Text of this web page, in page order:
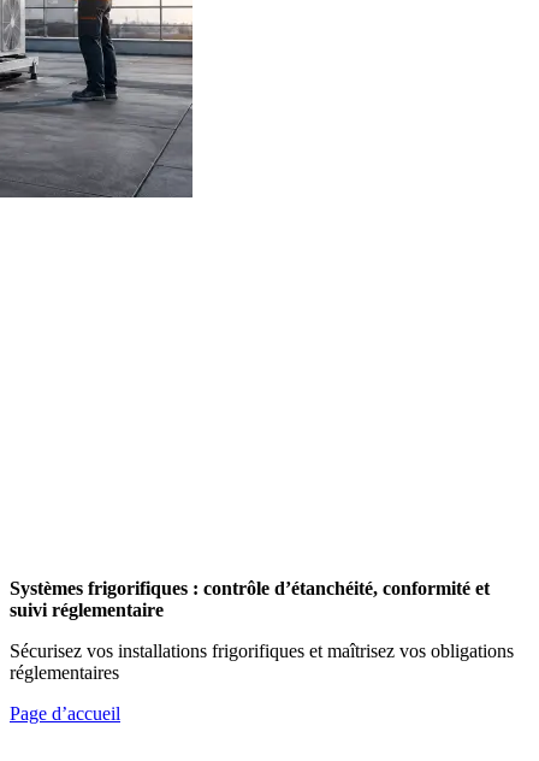
Systèmes frigorifiques : contrôle d’étanchéité, conformité et
suivi réglementaire
Sécurisez vos installations frigorifiques et maîtrisez vos obligations
réglementaires
Page d’accueil